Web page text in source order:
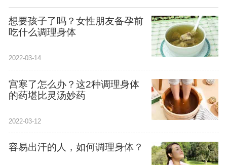
想要孩子了吗？女性朋友备孕前
吃什么调理身体
2022-03-14
宫寒了怎么办？这2种调理身体
的药堪比灵汤妙药
2022-03-12
容易出汗的人，如何调理身体？